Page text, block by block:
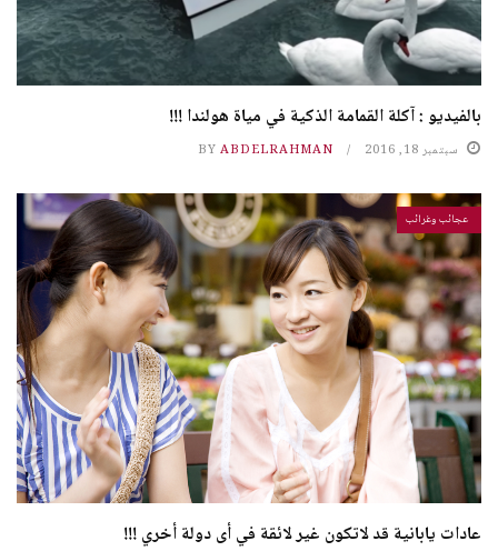
بالفيديو : آكلة القمامة الذكية في مياة هولندا !!!
سبتمبر 18, 2016 BY ABDELRAHMAN
عجائب وغرائب
عادات يابانية قد لاتكون غير لائقة في أى دولة أخري !!!